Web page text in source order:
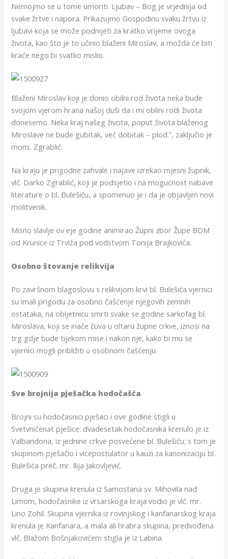
Nemojmo se u tome umoriti. Ljubav – Bog je vrjednija od
svake žrtve i napora. Prikazujmo Gospodinu svaku žrtvu iz
ljubavi koja se može podnijeti za kratko vrijeme ovoga
života, kao što je to učinio blaženi Miroslav, a možda će biti
kraće nego bi svatko mislio.
Blaženi Miroslav koji je donio obilni rod života neka bude
svojom vjerom hrana našoj duši da i mi oblini rodi života
donesemo. Neka kraj našeg života, poput života blaženog
Miroslave ne bude gubitak, već dobitak – plod.“, zaključio je
mons. Zgrablić.
Na kraju je prigodne zahvale i najave izrekao mjesni župnik,
vlč. Darko Zgrablić, koji je podsjetio i na mogućnost nabave
literature o bl. Bulešiću, a spomenuo je i da je objavljen novi
molitvenik.
Misno slavlje ov eje godine animirao Župni zbor Župe BDM
od Krunice iz Trviža pod vodstvom Tonija Brajkovića.
Osobno štovanje relikvija
Po završnom blagoslovu s relikvijom krvi bl. Bulešića vjernici
su imali prigodu za osobno čašćenje njegovih zemnih
ostataka, na obljetnicu smrti svake se godine sarkofag bl.
Miroslava, koji se inače čuva u oltaru župne crkve, iznosi na
trg gdje bude tijekom mise i nakon nje, kako bi mu se
vjernici mogli približiti u osobnom čašćenju.
Sve brojnija pješačka hodočašća
Brojni su hodočasnici pješaci i ove godine stigli u
Svetvničenat pješice: dvadesetak hodočasnika krenulo je iz
Valbandona, iz jednine crkve posvećene bl. Bulešiću; s tom je
skupinom pješačio i vicepostulator u kauzi za kanonizaciju bl.
Bulešića preč. mr. Ilija Jakovljević.
Druga je skupina krenula iz Samostana sv. Mihovila nad
Limom, hodočasnike iz vrsarskoga kraja vodio je vlč. mr.
Lino Zohil. Skupina vjernika iz rovinjskog i kanfanarskog kraja
krenula je Kanfanara, a mala ali hrabra skupina, predvođena
vlč. Blažom Bošnjakovićem stigla je iz Labina.